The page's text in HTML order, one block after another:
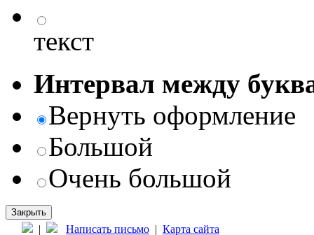
текст
Интервал между
Вернуть оформление
Большой
Очень большой
Закрыть
| Написать письмо | Карта сайта